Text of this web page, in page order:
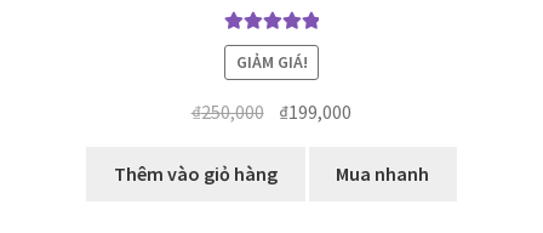
Được xếp
hạng 5.00 5
GIẢM GIÁ!
₫250,000 Giá
là:
₫199,000
tại
Thêm vào giỏ hàng Mua nhanh